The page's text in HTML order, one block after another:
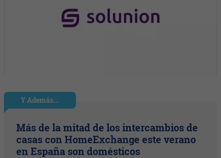
Y Además...
Más de la mitad de los intercambios de
casas con HomeExchange este verano
en España son domésticos